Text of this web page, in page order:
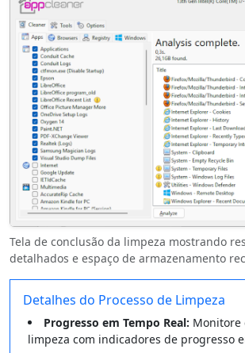
Tela de conclusão da limpeza mostrando
detalhados e espaço de armazenamento
Detalhes do Processo de Limpeza
Progresso em Tempo Real: Monitore
limpeza com indicadores de progresso